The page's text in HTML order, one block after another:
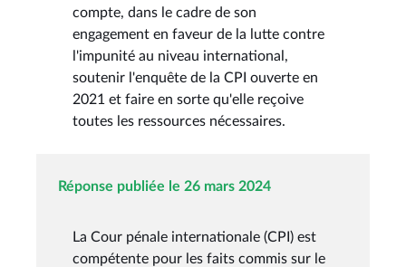
compte, dans le cadre de son
engagement en faveur de la lutte contre
l'impunité au niveau international,
soutenir l'enquête de la CPI ouverte en
2021 et faire en sorte qu'elle reçoive
toutes les ressources nécessaires.
Réponse publiée le 26 mars 2024
La Cour pénale internationale (CPI) est
compétente pour les faits commis sur le